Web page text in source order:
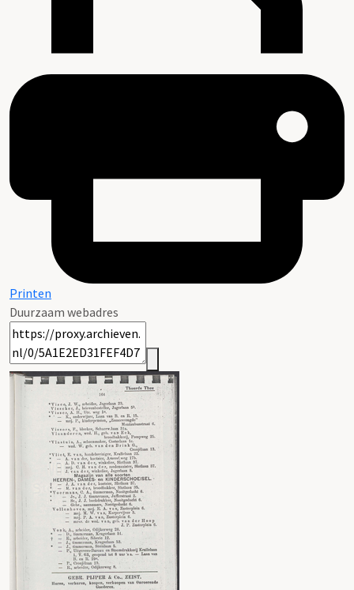
Printen
Duurzaam webadres